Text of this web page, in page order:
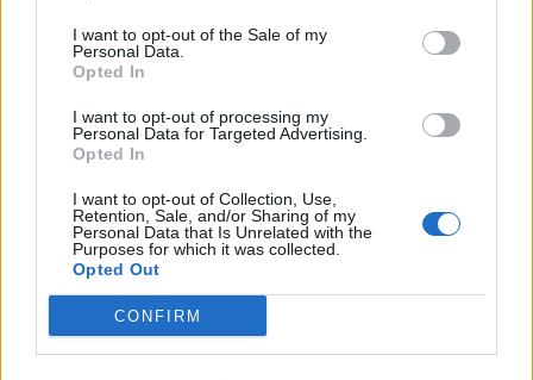
I want to opt-out of the Sale of my
Personal Data.
Opted In
I want to opt-out of processing my
Personal Data for Targeted Advertising.
Opted In
I want to opt-out of Collection, Use,
Retention, Sale, and/or Sharing of my
Personal Data that Is Unrelated with the
Purposes for which it was collected.
Opted Out
CONFIRM
6 19:00
6
Aktivne poletne počitnice z ustvarjalci Studia
08:00
AVG Pesem kita grbavca
Vsi dogodki →
Najbolj brano